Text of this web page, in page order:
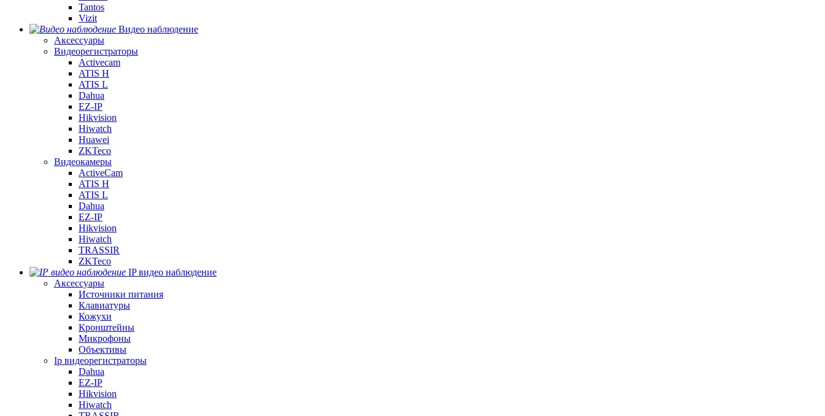
Tantos
Vizit
Видео наблюдение
Аксессуары
Видеорегистраторы
Activecam
ATIS H
ATIS L
Dahua
EZ-IP
Hikvision
Hiwatch
Huawei
ZKTeco
Видеокамеры
ActiveCam
ATIS H
ATIS L
Dahua
EZ-IP
Hikvision
Hiwatch
TRASSIR
ZKTeco
IP видео наблюдение
Аксессуары
Источники питания
Клавиатуры
Кожухи
Кронштейны
Микрофоны
Объективы
Ip видеорегистраторы
Dahua
EZ-IP
Hikvision
Hiwatch